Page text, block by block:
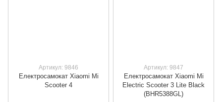
Артикул: 9846
Електросамокат Xiaomi Mi
Scooter 4
Артикул: 9847
Електросамокат Xiaomi Mi
Electric Scooter 3 Lite Black
(BHR5388GL)